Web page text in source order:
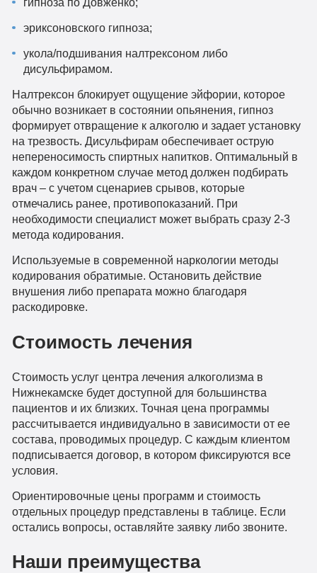
эриксоновского гипноза;
укола/подшивания налтрексоном либо
дисульфирамом.
Налтрексон блокирует ощущение эйфории, которое
обычно возникает в состоянии опьянения, гипноз
формирует отвращение к алкоголю и задает установку
на трезвость. Дисульфирам обеспечивает острую
непереносимость спиртных напитков. Оптимальный в
каждом конкретном случае метод должен подбирать
врач – с учетом сценариев срывов, которые
отмечались ранее, противопоказаний. При
необходимости специалист может выбрать сразу 2-3
метода кодирования.
Используемые в современной наркологии методы
кодирования обратимые. Остановить действие
внушения либо препарата можно благодаря
раскодировке.
Стоимость лечения
Стоимость услуг центра лечения алкоголизма в
Нижнекамске будет доступной для большинства
пациентов и их близких. Точная цена программы
рассчитывается индивидуально в зависимости от ее
состава, проводимых процедур. С каждым клиентом
подписывается договор, в котором фиксируются все
условия.
Ориентировочные цены программ и стоимость
отдельных процедур представлены в таблице. Если
остались вопросы, оставляйте заявку либо звоните.
Наши преимущества